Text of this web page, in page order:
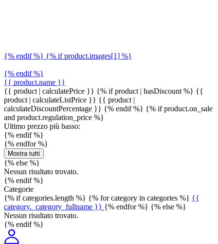
{% endif %} {% if product.images[1] %}
{% endif %}
{{ product.name }}
{{ product | calculatePrice }} {% if product | hasDiscount %} {{
product | calculateListPrice }} {{ product |
calculateDiscountPercentage }} {% endif %} {% if product.on_sale
and product.regulation_price %}
Ultimo prezzo più basso:
{% endif %}
{% endfor %}
Mostra tutti
{% else %}
Nessun risultato trovato.
{% endif %}
Categorie
{% if categories.length %} {% for category in categories %} {{
category._category_fullname }} {% endfor %} {% else %}
Nessun risultato trovato.
{% endif %}